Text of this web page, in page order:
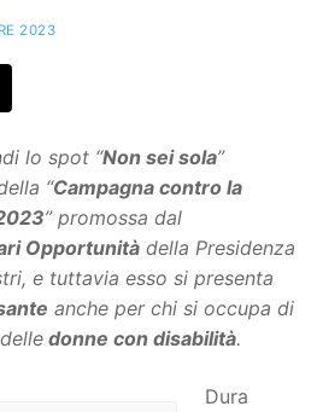
2023
lo spot “Non sei sola”
“Campagna contro la
” promossa dal
Opportunità della Presidenza
e tuttavia esso si presenta
anche per chi si occupa di
donne con disabilità.
Dura